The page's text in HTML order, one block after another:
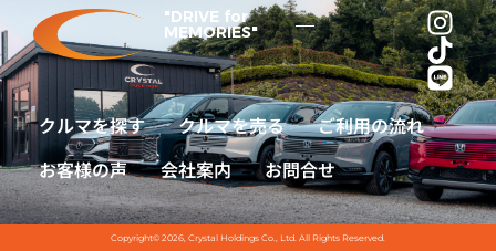
"DRIVE for
MEMORIES"
クルマを探す クルマを売る
ご利用の流れ
お客様の声
会社案内 お問合せ
Copyright© 2026, Crystal Holdings Co., Ltd. All Rights Reserved.